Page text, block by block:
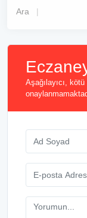
Ara
Aşağılayıcı,